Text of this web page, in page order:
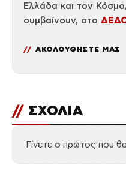
Ελλάδα και τον
συμβαίνουν, στο
ΑΚΟΛΟΥΘΗΣΤΕ ΜΑΣ
// ΣΧΟΛΙΑ
Γίνετε ο πρώτος που